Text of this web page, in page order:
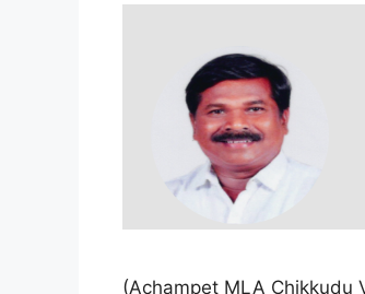
(Achampet MLA Chikkudu